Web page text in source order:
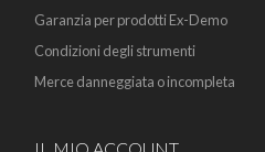
Garanzia per prodotti Ex-Demo
Condizioni degli strumenti
Merce danneggiata o incompleta
IL MIO ACCOUNT